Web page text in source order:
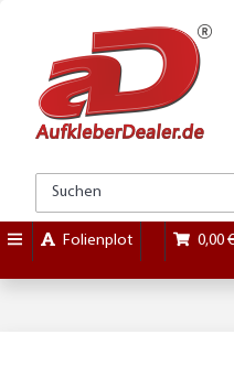
Folienplot 0,00 €